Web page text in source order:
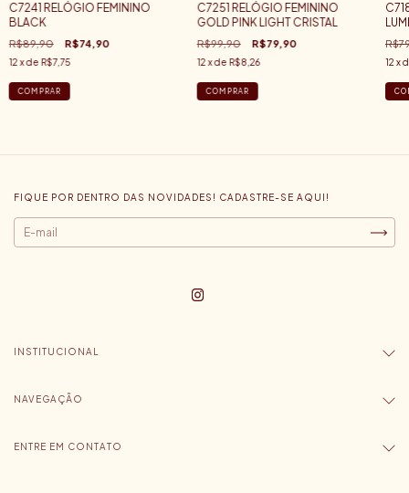
C7241 RELÓGIO FEMININO
BLACK
R$89,90 R$74,90
12 x de R$7,75
C7251 RELÓGIO FEMININO
GOLD PINK LIGHT CRISTAL
R$99,90 R$79,90
12 x de R$8,26 12 x
FIQUE POR DENTRO DAS NOVIDADES! CADASTRE-SE AQUI!
INSTITUCIONAL
NAVEGAÇÃO
ENTRE EM CONTATO